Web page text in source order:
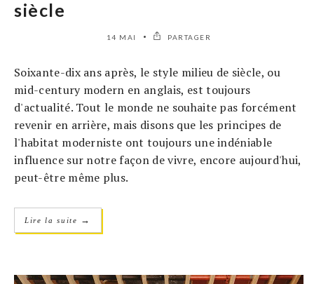
siècle
14 MAI PARTAGER
Soixante-dix ans après, le style milieu de siècle, ou
mid-century modern en anglais, est toujours
d'actualité. Tout le monde ne souhaite pas forcément
revenir en arrière, mais disons que les principes de
l'habitat moderniste ont toujours une indéniable
influence sur notre façon de vivre, encore aujourd'hui,
peut-être même plus.
Lire la suite →